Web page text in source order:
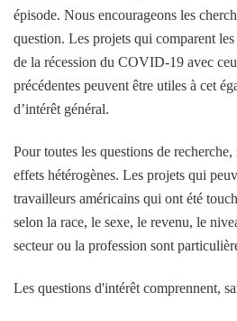
épisode. Nous encourageons les
question. Les projets qui comparent
de la récession du COVID-19 avec
précédentes peuvent être utiles à cet
d’intérêt général.
Pour toutes les questions de
effets hétérogènes. Les projets qui
travailleurs américains qui ont été
selon la race, le sexe, le revenu, le
secteur ou la profession sont
Les questions d'intérêt comprennent,